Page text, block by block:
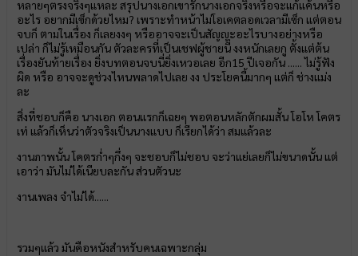
หลายๆตรงจริงๆแหละ สรุปนางเอกเขารักนางเอกจริงหรือจะแก้แค้นหรือ
อะไร อยากมีเซ็กด้วยไหม? เพราะทำหน้าไม่โอเคตลอดเวลามีเซ็ก แต่ตอน
จบก็ ตามในเรื่อง ก็เลยงงๆ หรืออาจจะเป็นสัญญะอะไรบางอย่างหรือ
เปล่า ก็ไม่รู้เหมือนกัน ตัวละครที่เป็นเชฟผู้ชายนี่ งงหนักเลยกู ตั้งแต่ต้น
เรื่องยันท้ายเรื่อง ยิ่งบทตอนจบนี่ยิ่งเหวอเลย อีก15 ปีเจอกัน ...... ไม่รู้ฟัง
ผิด หรือ อาจจะดูช่วงไหนพลาดไปเลย งง ประโยคนี้มากๆ แต่ก็ ช่างแม่ง
ละ
สิ่งที่ชอบก็คือ นางเอก ตอนแรกก็เฉยๆ พอตอนหลักตักผมสั้น โอโห โคตร
เท่ แล้วก็เห็นว่าตัวจริงเป็นนางแบบ ก็เรียกได้ว่า สมแล้วละ
งานภาพนั้น โคตรก่ำๆกึ่งๆ จะชอบก็ไม่ชอบ จะว่าแย่เลยก็ไม่ขนาดนั้น แต่
เอาว่า มันไม่ได้เนียบละกัน ส่วนตัวนะ
งานเพลง จำไม่ได้......
รวมๆแล้ว มันคือหนังสำหรับคนเฉพาะกลุ่ม